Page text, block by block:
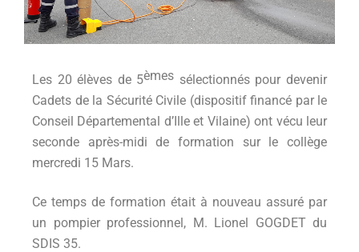
Les 20 élèves de 5èmes sélectionnés pour devenir
Cadets de la Sécurité Civile (dispositif financé par le
Conseil Départemental d’Ille et Vilaine) ont vécu leur
seconde après-midi de formation sur le collège
mercredi 15 Mars.
Ce temps de formation était à nouveau assuré par
un pompier professionnel, M. Lionel GOGDET du
SDIS 35.